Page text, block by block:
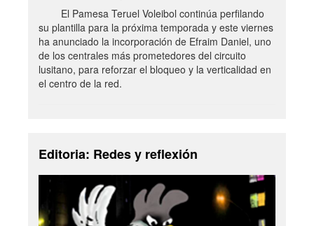
El Pamesa Teruel Voleibol continúa perfilando
su plantilla para la próxima temporada y este viernes
ha anunciado la incorporación de Efraim Daniel, uno
de los centrales más prometedores del circuito
lusitano, para reforzar el bloqueo y la verticalidad en
el centro de la red.
Editoria: Redes y reflexión